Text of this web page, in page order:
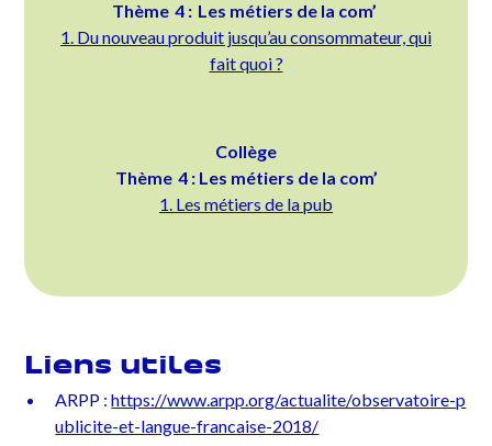
Thème 4 : Les métiers de la com’
1. Du nouveau produit jusqu’au consommateur, qui
fait quoi ?
Collège
Thème 4 : Les métiers de la com’
1. Les métiers de la pub
Liens utiles
ARPP :https://www.arpp.org/actualite/observatoire-p
ublicite-et-langue-francaise-2018/